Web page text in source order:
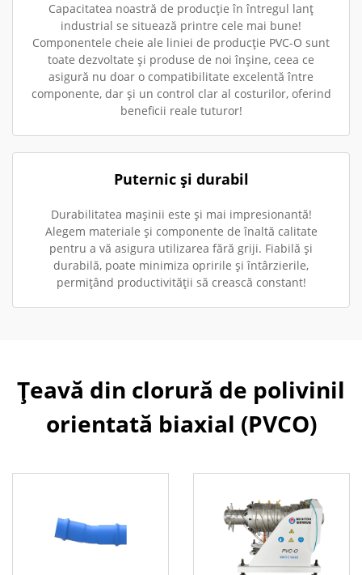
Capacitatea noastră de producție în întregul lanț
industrial se situează printre cele mai bune!
Componentele cheie ale liniei de producție PVC-O sunt
toate dezvoltate și produse de noi înșine, ceea ce
asigură nu doar o compatibilitate excelentă între
componente, dar și un control clar al costurilor, oferind
beneficii reale tuturor!
Puternic și durabil
Durabilitatea mașinii este și mai impresionantă!
Alegem materiale și componente de înaltă calitate
pentru a vă asigura utilizarea fără griji. Fiabilă și
durabilă, poate minimiza opririle și întârzierile,
permițând productivității să crească constant!
Țeavă din clorură de polivinil
orientată biaxial (PVCO)